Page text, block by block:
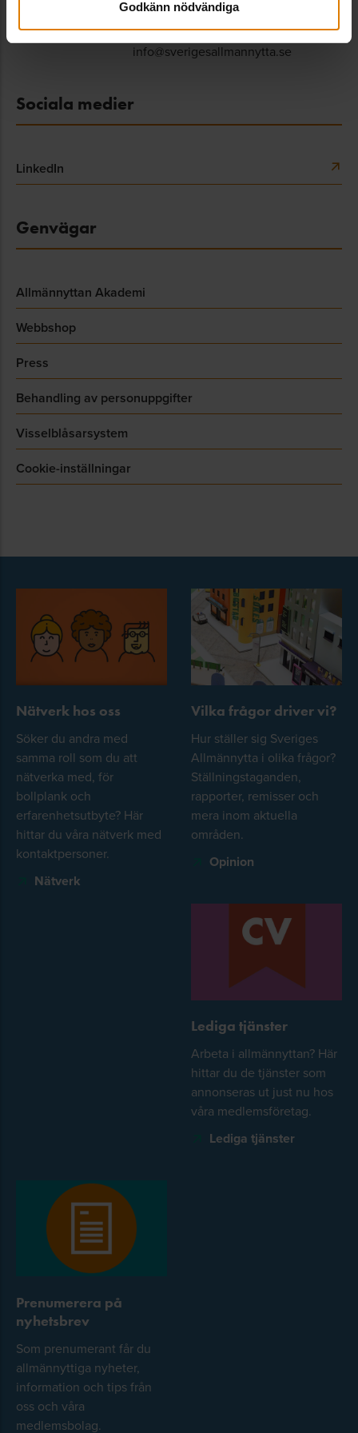
Godkänn nödvändiga
08-406 55 00
info@sverigesallmannytta.se
Sociala medier
LinkedIn
Genvägar
Allmännyttan Akademi
Webbshop
Press
Behandling av personuppgifter
Visselblåsarsystem
Cookie-inställningar
Nätverk hos oss
Söker du andra med
samma roll som du att
nätverka med, för
bollplank och
erfarenhetsutbyte? Här
hittar du våra nätverk med
kontaktpersoner.
Nätverk
Vilka frågor driver vi?
Hur ställer sig Sveriges
Allmännytta i olika frågor?
Ställningstaganden,
rapporter, remisser och
mera inom aktuella
områden.
Opinion
Lediga tjänster
Arbeta i allmännyttan? Här
hittar du de tjänster som
annonseras ut just nu hos
våra medlemsföretag.
Lediga tjänster
Prenumerera på
nyhetsbrev
Som prenumerant får du
allmännyttiga nyheter,
information och tips från
oss och våra
medlemsbolag.